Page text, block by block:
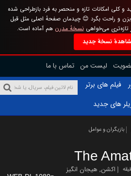
و کلی امکانات تازه و منحصر به فرد بازطراحی شده
و راحت بگرد 😊 چیدمان صفحهٔ اصلی مثل قبل
تازه‌تری می‌خواهینسخهٔ مدرن هم آماده است.
نسخهٔ جدید
لیست من تماس با ما
فیلم های برتر
های جدید
بازیگران و عوامل
The
اکشن, هیجان انگیز